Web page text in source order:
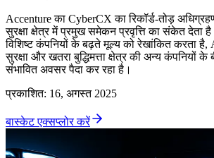
Accenture का CyberCX का रिकॉर्ड-तोड़
सुरक्षा क्षेत्र में प्रमुख समेकन प्रवृत्ति का संकेत देता
विशिष्ट कंपनियों के बढ़ते मूल्य को रेखांकित करता है,
सुरक्षा और खतरा बुद्धिमत्ता क्षेत्र की अन्य कंपनियों के
संभावित अवसर पैदा कर रहा है।
प्रकाशित: 16, अगस्त 2025
बास्केट एक्सप्लोर करें